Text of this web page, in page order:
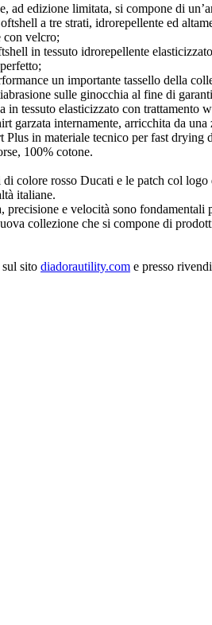
ad edizione limitata, si compone di
a tre strati, idrorepellente ed
con velcro;
in tessuto idrorepellente
un importante tassello della
sulle ginocchia al fine di
in tessuto elasticizzato con trattamento
garzata internamente, arricchita da
Plus in materiale tecnico per fast
100% cotone.
colore rosso Ducati e le patch col
italiane.
e velocità sono
collezione che si compone di
sito diadorautility.com e presso